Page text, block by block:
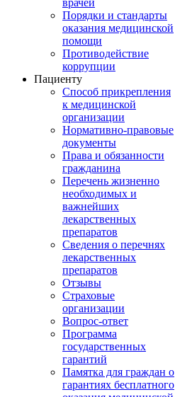
Порядки и стандарты
оказания медицинской
помощи
Противодействие
коррупции
Пациенту
Способ прикрепления
к медицинской
организации
Нормативно-правовые
документы
Права и обязанности
гражданина
Перечень жизненно
необходимых и
важнейших
лекарственных
препаратов
Сведения о перечнях
лекарственных
препаратов
Отзывы
Страховые
организации
Вопрос-ответ
Программа
государственных
гарантий
Памятка для граждан о
гарантиях бесплатного